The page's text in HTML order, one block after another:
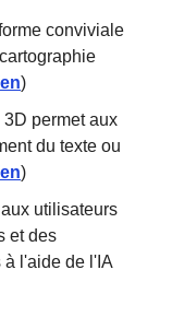
conviviale
)
3D permet aux
du texte ou
)
utilisateurs
et des
à l'aide de l'IA